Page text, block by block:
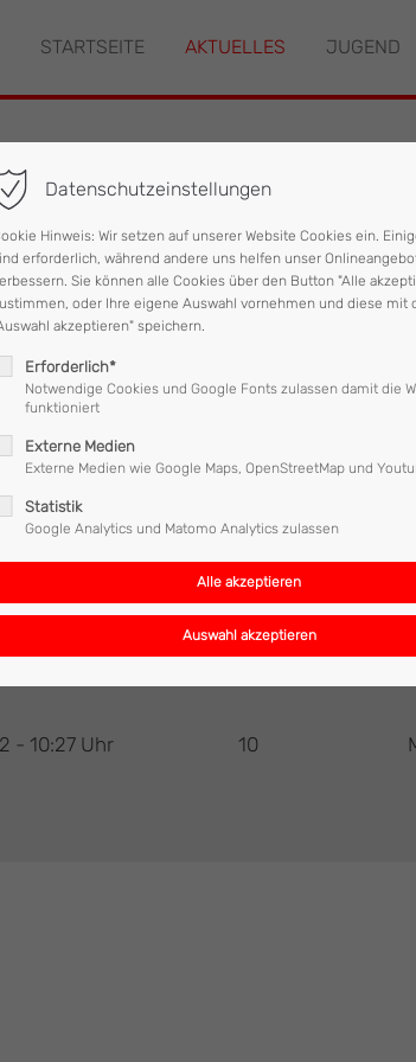
col2" existiert
Der Eintrag
STARTSEITE AKTUELLES JUGEND
mit
die Feuerwehr Munderfing um 10:12 Uhr mit
Munderfing die Meldung, das die
Fahrzeug und zehn Mann im Einsatz war,
- 10:27 Uhr 10
Datenschutzeinstellungen
Hinweis: Wir setzen auf unserer Website Cookies ein.
erforderlich, während andere uns helfen unser
Sie können alle Cookies über den Button "Alle
oder Ihre eigene Auswahl vornehmen und diese mit
akzeptieren" speichern.
Erforderlich*
Notwendige Cookies und Google Fonts zulassen damit die
funktioniert
Externe Medien
Externe Medien wie Google Maps, OpenStreetMap und
Statistik
Google Analytics und Matomo Analytics zulassen